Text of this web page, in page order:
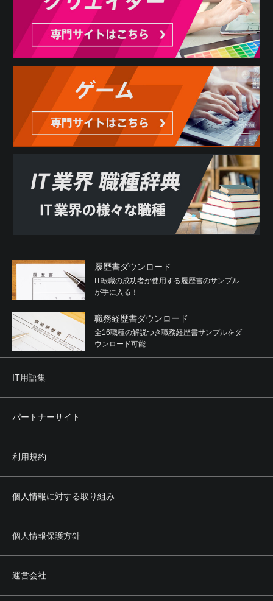
履歴書ダウンロード
IT転職の成功者が使用する履歴書のサンプル
が手に入る！
職務経歴書ダウンロード
全16職種の解説つき職務経歴書サンプルをダ
ウンロード可能
IT用語集
パートナーサイト
利用規約
個人情報に対する取り組み
個人情報保護方針
運営会社